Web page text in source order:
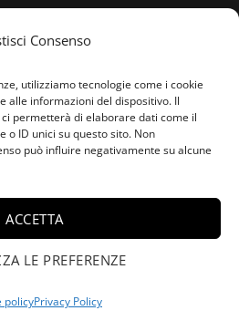
Consenso
utilizziamo tecnologie come i cookie
alle informazioni del dispositivo. Il
permetterà di elaborare dati come il
o ID unici su questo sito. Non
può influire negativamente su alcune
ACCETTA
LE PREFERENZE
policyPrivacy Policy
GTomasselli.it